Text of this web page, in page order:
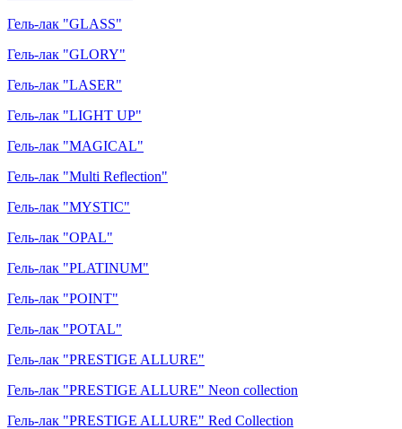
Гель-лак "GLASS"
Гель-лак "GLORY"
Гель-лак "LASER"
Гель-лак "LIGHT UP"
Гель-лак "MAGICAL"
Гель-лак "Multi Reflection"
Гель-лак "MYSTIC"
Гель-лак "OPAL"
Гель-лак "PLATINUM"
Гель-лак "POINT"
Гель-лак "POTAL"
Гель-лак "PRESTIGE ALLURE"
Гель-лак "PRESTIGE ALLURE" Neon collection
Гель-лак "PRESTIGE ALLURE" Red Collection